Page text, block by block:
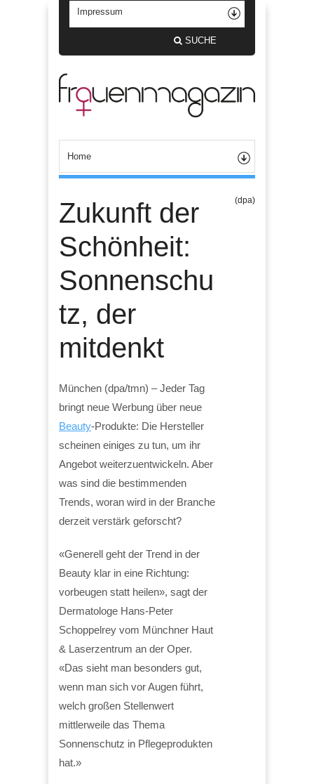
SUCHE
Zukunft der
Schönheit:
Sonnenschu
tz, der
mitdenkt
(dpa)
München (dpa/tmn) – Jeder Tag
bringt neue Werbung über neue
Beauty-Produkte: Die Hersteller
scheinen einiges zu tun, um ihr
Angebot weiterzuentwickeln. Aber
was sind die bestimmenden
Trends, woran wird in der Branche
derzeit verstärk geforscht?
«Generell geht der Trend in der
Beauty klar in eine Richtung:
vorbeugen statt heilen», sagt der
Dermatologe Hans-Peter
Schoppelrey vom Münchner Haut
& Laserzentrum an der Oper.
«Das sieht man besonders gut,
wenn man sich vor Augen führt,
welch großen Stellenwert
mittlerweile das Thema
Sonnenschutz in Pflegeprodukten
hat.»